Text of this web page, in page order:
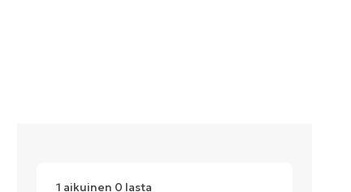
1 aikuinen 0 lasta